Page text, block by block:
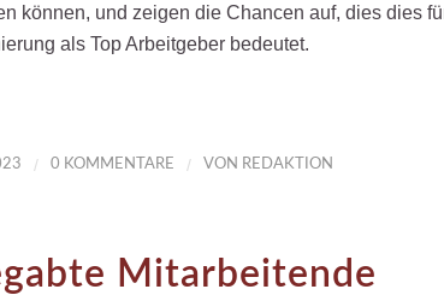
können, und zeigen die Chancen auf, dies dies
als Top Arbeitgeber bedeutet.
/ 0 KOMMENTARE / VON REDAKTION
Mitarbeitende